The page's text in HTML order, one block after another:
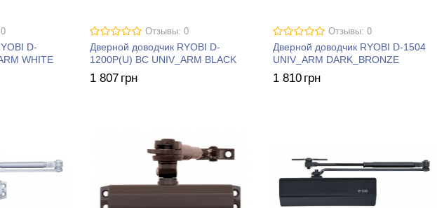
D-
WHITE
Отзывы: 0
Дверной доводчик RYOBI D-
1200P(U) BC UNIV_ARM BLACK
1 807 грн
Отзывы: 0
Дверной доводчик RYOBI D-1504
UNIV_ARM DARK_BRONZE
1 810 грн